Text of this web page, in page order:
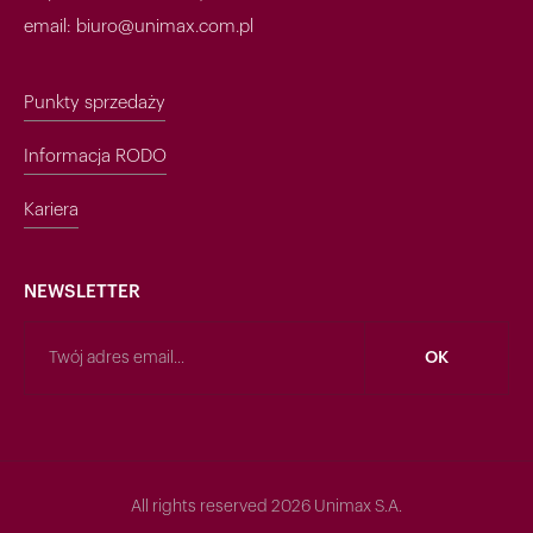
email: biuro@unimax.com.pl
Punkty sprzedaży
Informacja RODO
Kariera
NEWSLETTER
All rights reserved 2026 Unimax S.A.